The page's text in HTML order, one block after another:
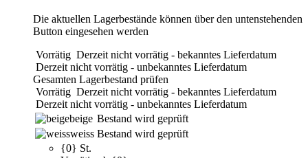
Die aktuellen Lagerbestände können über den untenstehenden
Button eingesehen werden
Vorrätig Derzeit nicht vorrätig - bekanntes Lieferdatum
Derzeit nicht vorrätig - unbekanntes Lieferdatum
Gesamten Lagerbestand prüfen
Vorrätig Derzeit nicht vorrätig - bekanntes Lieferdatum
Derzeit nicht vorrätig - unbekanntes Lieferdatum
beige Bestand wird geprüft
weiss Bestand wird geprüft
{0} St.